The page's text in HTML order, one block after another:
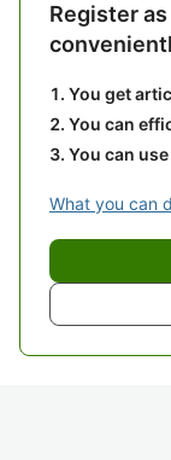
Register
You get
You can
You can
What you can